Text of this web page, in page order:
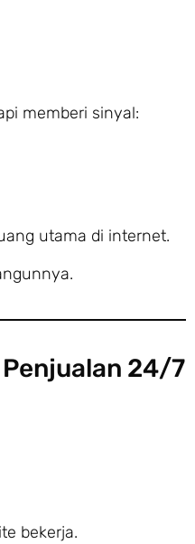
memberi sinyal:
utama di internet.
24/7
bekerja.